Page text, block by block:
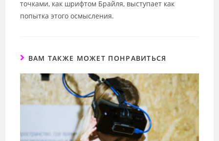
точками, как шрифтом Брайля, выступает как
попытка этого осмысления.
ВАМ ТАКЖЕ МОЖЕТ ПОНРАВИТЬСЯ